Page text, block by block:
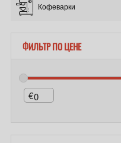
Кофеварки
ФИЛЬТР ПО ЦЕНЕ
€